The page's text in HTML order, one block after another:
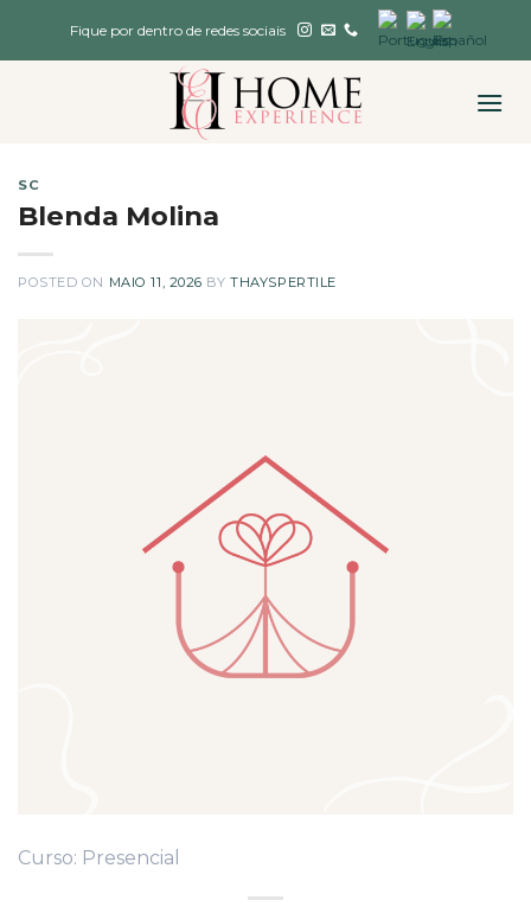
Fique por dentro de redes sociais
SC
Blenda Molina
POSTED ON MAIO 11, 2026 BYTHAYSPERTILE
Curso: Presencial